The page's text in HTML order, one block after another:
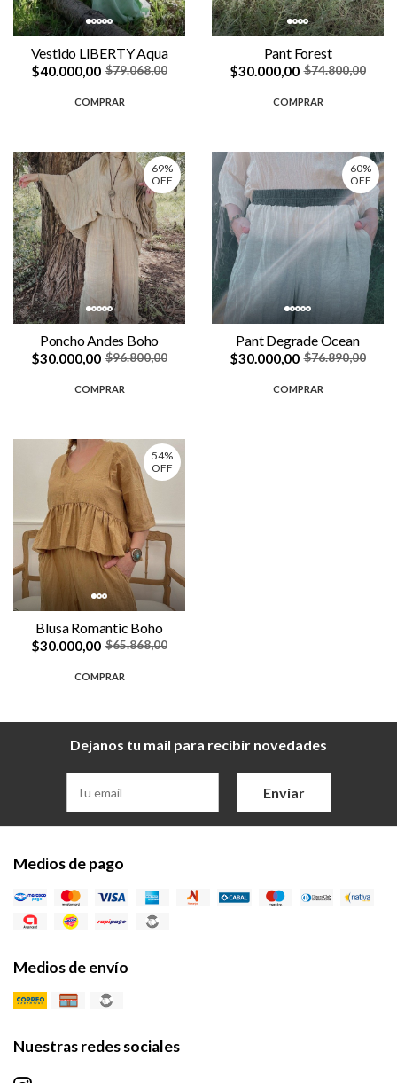
Vestido LIBERTY Aqua
$40.000,00 $79.068,00
COMPRAR
Pant Forest
$30.000,00 $74.800,00
COMPRAR
69%
OFF
Poncho Andes Boho
$30.000,00 $96.800,00
COMPRAR
60%
OFF
Pant Degrade Ocean
$30.000,00 $76.890,00
COMPRAR
54%
OFF
Blusa Romantic Boho
$30.000,00 $65.868,00
COMPRAR
Dejanos tu mail para recibir novedades
Enviar
Medios de pago
Medios de envío
Nuestras redes sociales